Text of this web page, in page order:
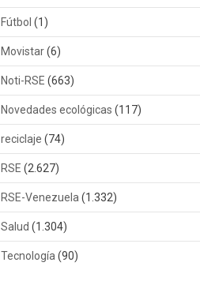
Fútbol (1)
Movistar(6)
Noti-RSE (663)
Novedades ecológicas (117)
reciclaje (74)
RSE (2.627)
RSE-Venezuela (1.332)
Salud (1.304)
Tecnología (90)